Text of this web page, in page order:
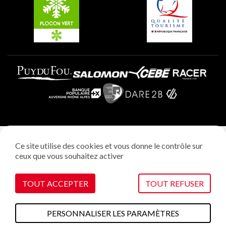
Plagne Aime 2000
Gestion des cookies
Ce site utilise des cookies et vous donne le contrôle sur
ceux que vous souhaitez activer
TOUT ACCEPTER TOUT REFUSER
PERSONNALISER LES PARAMÈTRES